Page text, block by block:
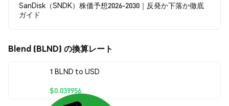
SanDisk（SNDK）株価予想2026-2030｜反発か下落か徹底
ガイド
Blend (BLND) の換算レート
1 BLND to USD
$0.039956